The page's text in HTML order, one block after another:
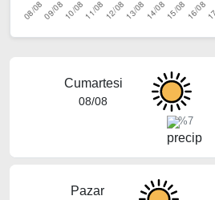
Cumartesi
08/08
%7
Pazar